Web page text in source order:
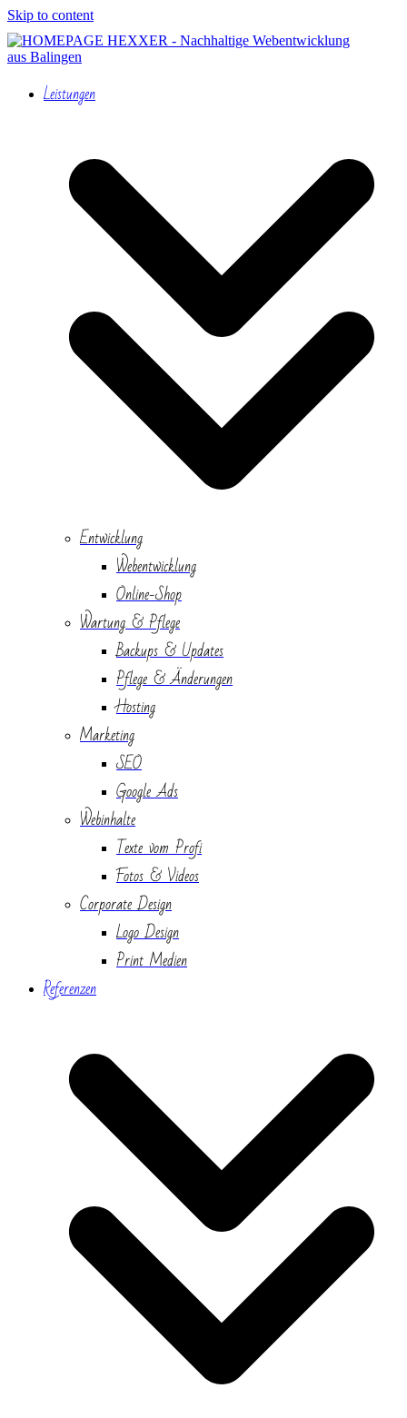
Skip to content
Leistungen
Entwicklung
Webentwicklung
Online-Shop
Wartung & Pflege
Backups & Updates
Pflege & Änderungen
Hosting
Marketing
SEO
Google Ads
Webinhalte
Texte vom Profi
Fotos & Videos
Corporate Design
Logo Design
Print Medien
Referenzen